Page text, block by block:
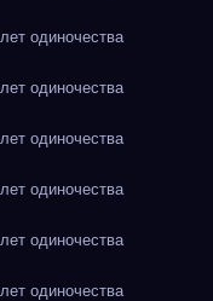
одиночества
одиночества
одиночества
одиночества
одиночества
одиночества